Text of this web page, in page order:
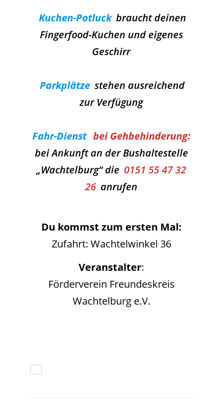
Kuchen-Potluck braucht deinen
Fingerfood-Kuchen und eigenes
Geschirr
Parkplätze stehen ausreichend
zur Verfügung
Fahr-Dienst bei Gehbehinderung:
bei Ankunft an der Bushaltestelle
„Wachtelburg“ die 0151 55 47 32
26 anrufen
Du kommst zum ersten Mal:
Zufahrt: Wachtelwinkel 36
Veranstalter:
Förderverein Freundeskreis
Wachtelburg e.V.